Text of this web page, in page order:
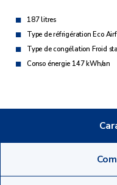
187 litres
Type de réfrigération Eco
Type de congélation Froid
Conso énergie 147 kWh/an